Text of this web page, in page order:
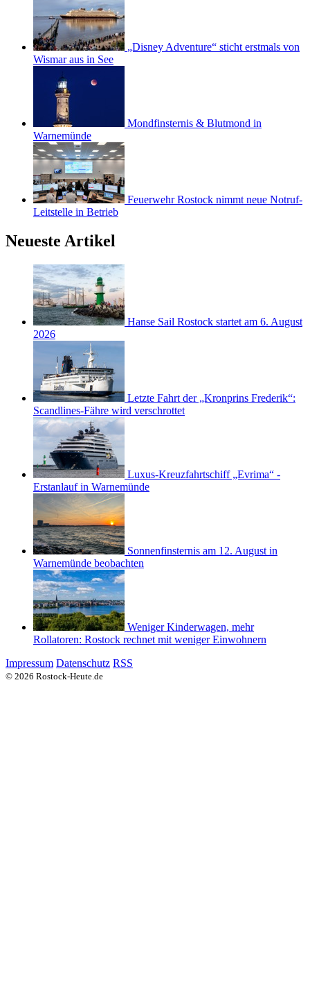
„Disney Adventure“ sticht erstmals von
Wismar aus in See
Mondfinsternis & Blutmond in
Warnemünde
Feuerwehr Rostock nimmt neue Notruf-
Leitstelle in Betrieb
Neueste Artikel
Hanse Sail Rostock startet am 6. August
2026
Letzte Fahrt der „Kronprins Frederik“:
Scandlines-Fähre wird verschrottet
Luxus-Kreuzfahrtschiff „Evrima“ -
Erstanlauf in Warnemünde
Sonnenfinsternis am 12. August in
Warnemünde beobachten
Weniger Kinderwagen, mehr
Rollatoren: Rostock rechnet mit weniger Einwohnern
Impressum Datenschutz RSS
© 2026 Rostock-Heute.de